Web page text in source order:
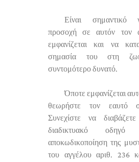
Είναι σημαντικό
προσοχή σε αυτόν τον
εμφανίζεται και να
σημασία του στη
συντομότερο δυνατό.
Όποτε εμφανίζεται
θεωρήστε τον εαυτό
Συνεχίστε να
διαδικτυακό
αποκωδικοποίηση της
του αγγέλου αριθ. 236